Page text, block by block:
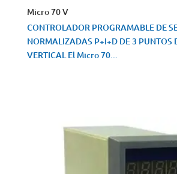
Micro 70 V
CONTROLADOR PROGRAMABLE DE
NORMALIZADAS P+I+D DE 3 PUNTOS
VERTICAL El Micro 70...